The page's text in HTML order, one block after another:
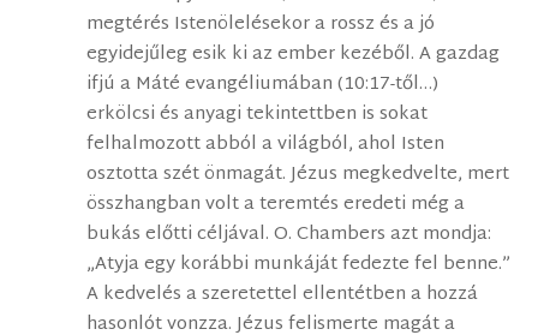
megtérés Istenölelésekor a rossz és a jó
egyidejűleg esik ki az ember kezéből. A gazdag
ifjú a Máté evangéliumában (10:17-től…)
erkölcsi és anyagi tekintettben is sokat
felhalmozott abból a világból, ahol Isten
osztotta szét önmagát. Jézus megkedvelte, mert
összhangban volt a teremtés eredeti még a
bukás előtti céljával. O. Chambers azt mondja:
„Atyja egy korábbi munkáját fedezte fel benne.”
A kedvelés a szeretettel ellentétben a hozzá
hasonlót vonzza. Jézus felismerte magát a